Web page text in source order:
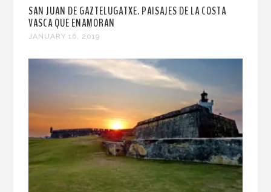
SAN JUAN DE GAZTELUGATXE. PAISAJES DE LA COSTA
VASCA QUE ENAMORAN
JANUARY 16, 2019